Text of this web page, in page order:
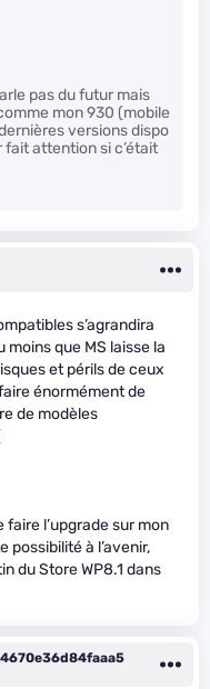
pas du futur mais
mon 930 (mobile
versions dispo
fait attention si c’était
s’agrandira
que MS laisse la
et périls de ceux
énormément de
de modèles
l’upgrade sur mon
possibilité à l’avenir,
du Store WP8.1 dans